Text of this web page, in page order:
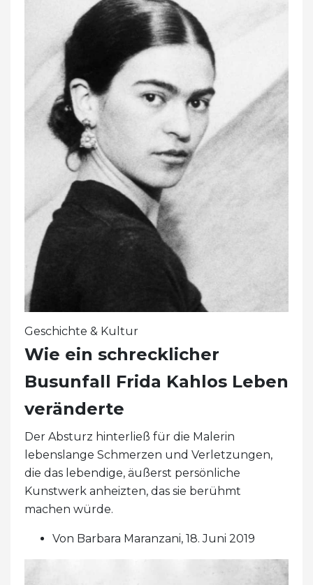
Geschichte & Kultur
Wie ein schrecklicher
Busunfall Frida Kahlos Leben
veränderte
Der Absturz hinterließ für die Malerin
lebenslange Schmerzen und Verletzungen,
die das lebendige, äußerst persönliche
Kunstwerk anheizten, das sie berühmt
machen würde.
Von Barbara Maranzani, 18. Juni 2019